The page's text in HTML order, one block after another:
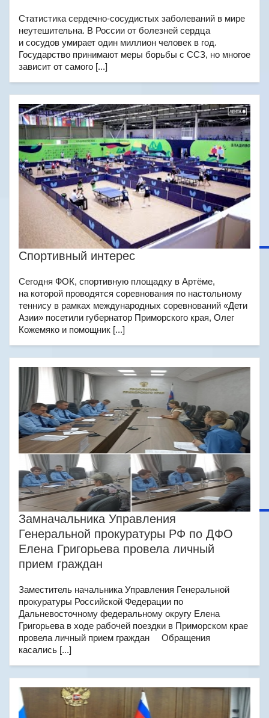
Статистика сердечно-сосудистых заболеваний в мире
неутешительна. В России от болезней сердца
и сосудов умирает один миллион человек в год.
Государство принимают меры борьбы с ССЗ, но многое
зависит от самого [...]
Спортивный интерес
Сегодня ФОК, спортивную площадку в Артёме,
на которой проводятся соревнования по настольному
теннису в рамках международных соревнований «Дети
Азии» посетили губернатор Приморского края, Олег
Кожемяко и помощник [...]
Замначальника Управления
Генеральной прокуратуры РФ по ДФО
Елена Григорьева провела личный
прием граждан
Заместитель начальника Управления Генеральной
прокуратуры Российской Федерации по
Дальневосточному федеральному округу Елена
Григорьева в ходе рабочей поездки в Приморском крае
провела личный прием граждан Обращения
касались [...]